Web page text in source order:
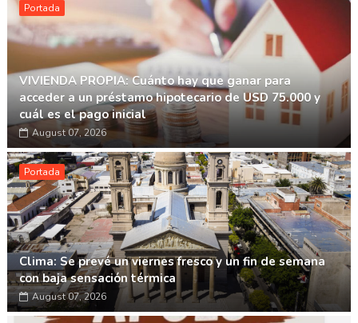
Portada
VIVIENDA PROPIA: Cuánto hay que ganar para
acceder a un préstamo hipotecario de USD 75.000 y
cuál es el pago inicial
August 07, 2026
Portada
Clima: Se prevé un viernes fresco y un fin de semana
con baja sensación térmica
August 07, 2026